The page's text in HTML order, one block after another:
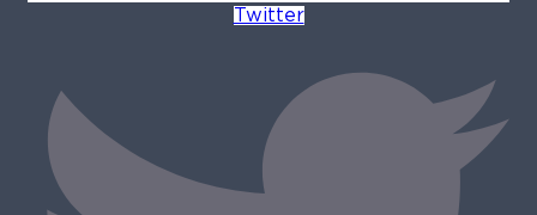
Twitter